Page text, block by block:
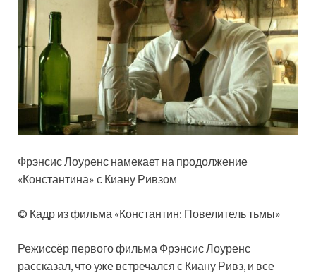
Фрэнсис Лоуренс намекает на продолжение
«Константина» с Киану Ривзом
© Кадр из фильма «Константин: Повелитель тьмы»
Режиссёр первого фильма Фрэнсис Лоуренс
рассказал, что уже встречался с Киану Ривз, и все